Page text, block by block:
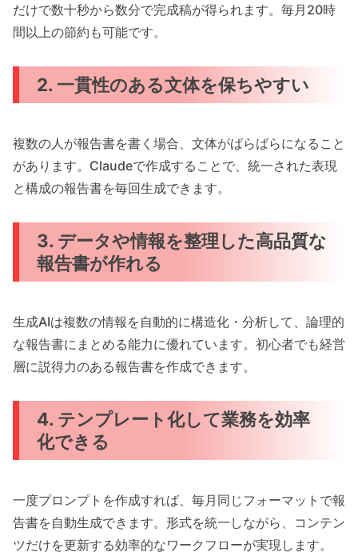
だけで数十秒から数分で完成稿が得られます。毎月20時
間以上の節約も可能です。
2. 一貫性のある文体を保ちやすい
複数の人が報告書を書く場合、文体がばらばらになること
があります。Claudeで作成することで、統一された表現
と構成の報告書を毎回生成できます。
3. データや情報を整理した高品質な
報告書が作れる
生成AIは複数の情報を自動的に構造化・分析して、論理的
な報告書にまとめる能力に優れています。初心者でも経営
層に説得力のある報告書を作成できます。
4. テンプレート化して業務を効率
化できる
一度プロンプトを作成すれば、毎月同じフォーマットで報
告書を自動生成できます。形式を統一しながら、コンテン
ツだけを更新する効率的なワークフローが実現します。